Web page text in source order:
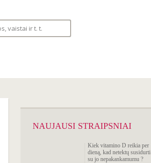
NAUJAUSI STRAIPSNIAI
Kiek vitamino D reikia per
dieną, kad netektų susidurti
su jo nepakankamumu ?